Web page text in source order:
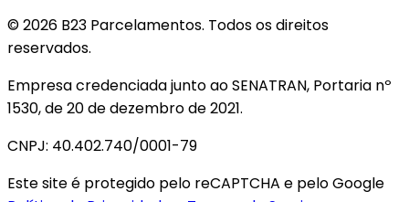
© 2026 B23 Parcelamentos. Todos os direitos
reservados.
Empresa credenciada junto ao SENATRAN, Portaria nº
1530, de 20 de dezembro de 2021.
CNPJ: 40.402.740/0001-79
Este site é protegido pelo reCAPTCHA e pelo Google